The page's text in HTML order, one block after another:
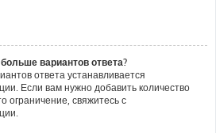
вариантов ответа?
ответа устанавливается
Если вам нужно добавить количество
свяжитесь с